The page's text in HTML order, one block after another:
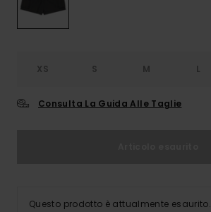
XS S M L
Consulta La Guida Alle Taglie
Questo prodotto è attualmente esaurito.